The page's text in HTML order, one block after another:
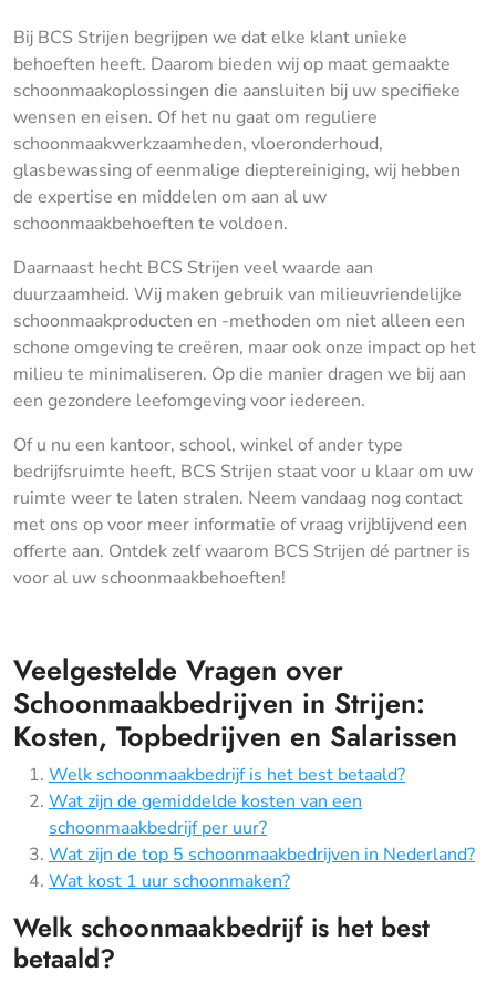
Bij BCS Strijen begrijpen we dat elke klant unieke
behoeften heeft. Daarom bieden wij op maat gemaakte
schoonmaakoplossingen die aansluiten bij uw specifieke
wensen en eisen. Of het nu gaat om reguliere
schoonmaakwerkzaamheden, vloeronderhoud,
glasbewassing of eenmalige dieptereiniging, wij hebben
de expertise en middelen om aan al uw
schoonmaakbehoeften te voldoen.
Daarnaast hecht BCS Strijen veel waarde aan
duurzaamheid. Wij maken gebruik van milieuvriendelijke
schoonmaakproducten en -methoden om niet alleen een
schone omgeving te creëren, maar ook onze impact op het
milieu te minimaliseren. Op die manier dragen we bij aan
een gezondere leefomgeving voor iedereen.
Of u nu een kantoor, school, winkel of ander type
bedrijfsruimte heeft, BCS Strijen staat voor u klaar om uw
ruimte weer te laten stralen. Neem vandaag nog contact
met ons op voor meer informatie of vraag vrijblijvend een
offerte aan. Ontdek zelf waarom BCS Strijen dé partner is
voor al uw schoonmaakbehoeften!
Veelgestelde Vragen over
Schoonmaakbedrijven in Strijen:
Kosten, Topbedrijven en Salarissen
Welk schoonmaakbedrijf is het best betaald?
Wat zijn de gemiddelde kosten van een
schoonmaakbedrijf per uur?
Wat zijn de top 5 schoonmaakbedrijven in Nederland?
Wat kost 1 uur schoonmaken?
Welk schoonmaakbedrijf is het best
betaald?